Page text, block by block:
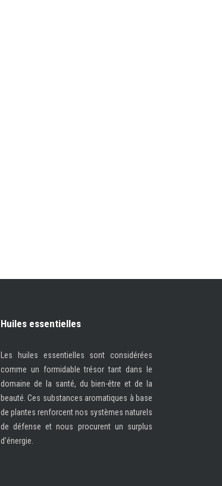
Huiles essentielles
Les huiles essentielles sont considérées
comme un formidable trésor tant dans le
domaine de la santé, du bien-être et de la
beauté. Ces substances aromatiques à base
de plantes renforcent nos systèmes naturels
de défense et nous procurent un surplus
d’énergie.